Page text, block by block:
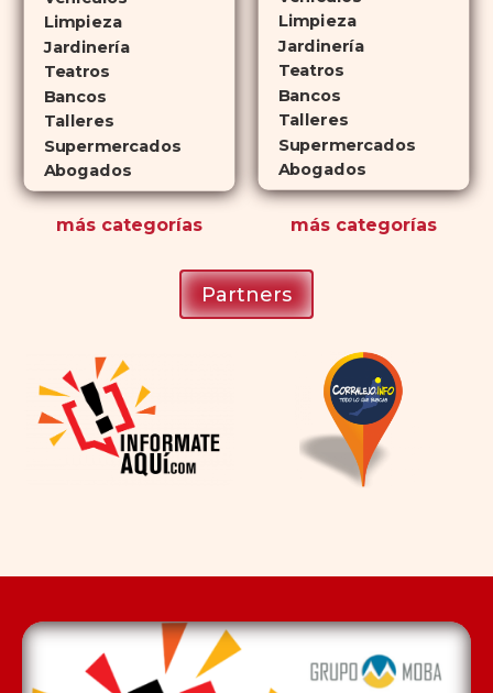
que lo convierte en una opción
atractiva para quienes no desean
planificar sus actividades
románticas con antelación.
Limpieza
Jardinería
Teatros
Bancos
Talleres
Supermercados
Abogados
más categorías
Limpieza
Jardinería
Teatros
Bancos
Talleres
Supermercados
Abogados
máscategorías
Partners